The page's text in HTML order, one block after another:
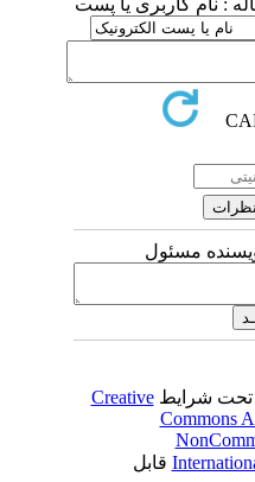
: نام کاربری یا پست
مسئول
تحت شرایطCreative
قابل